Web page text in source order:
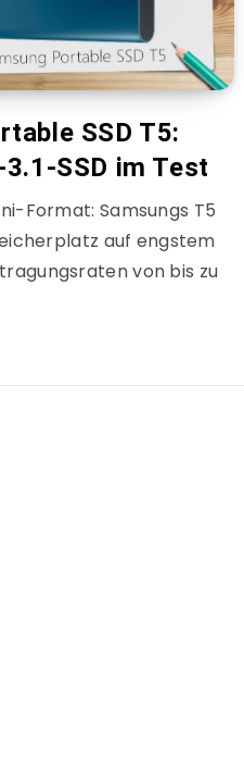
SSD T5:
3.1-SSD im Test
Format: Samsungs T5
auf engstem
von bis zu